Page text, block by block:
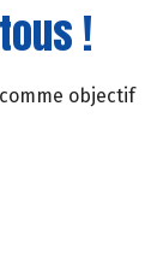
!
objectif